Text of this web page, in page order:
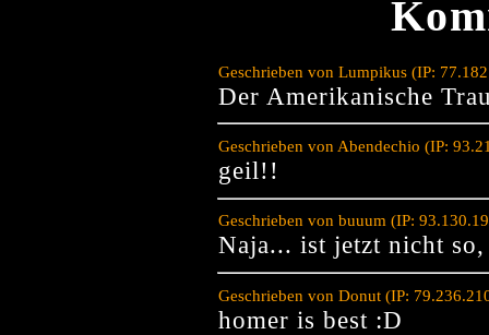
Geschrieben von Lumpikus (IP:
Der Amerikanische
Geschrieben von Abendechio (IP:
geil!!
Geschrieben von buuum (IP:
Naja... ist jetzt nicht
Geschrieben von Donut (IP:
homer is best :D